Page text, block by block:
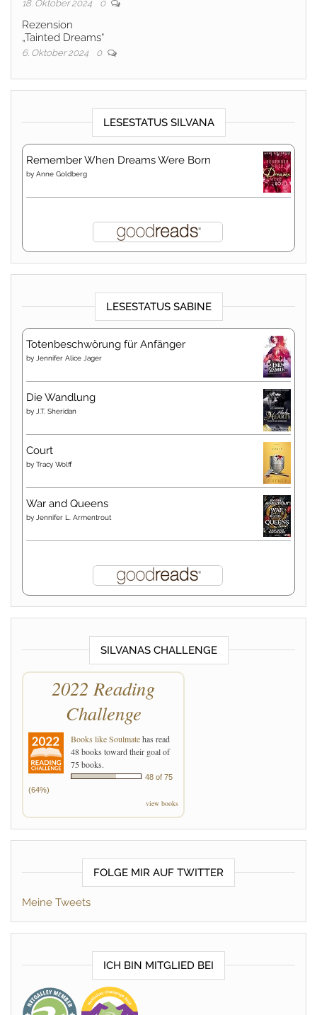
18. Oktober 2024 0
Rezension
„Tainted Dreams“
6. Oktober 2024 0
LESESTATUS SILVANA
Remember When Dreams Were Born
by Anne Goldberg
LESESTATUS SABINE
Totenbeschwörung für Anfänger
by Jennifer Alice Jager
Die Wandlung
by J.T. Sheridan
Court
by Tracy Wolff
War and Queens
by Jennifer L. Armentrout
SILVANAS CHALLENGE
2022 Reading
Challenge
Books like Soulmatehas read
48 books toward their goal of
75 books.
48 of 75
(64%)
view books
FOLGE MIR AUF TWITTER
Meine Tweets
ICH BIN MITGLIED BEI